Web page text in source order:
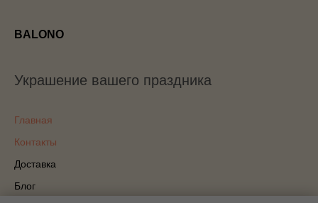
BALONO
Украшение вашего праздника
Главная
Контакты
Доставка
Блог